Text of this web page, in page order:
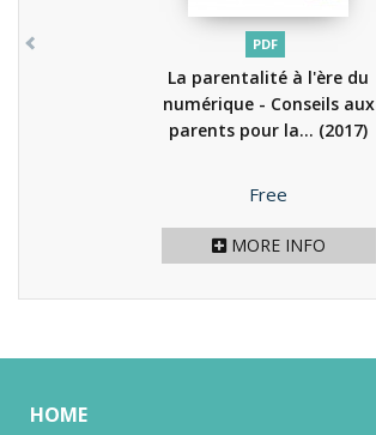
PDF
La parentalité à l'ère du
numérique - Conseils aux
parents pour la... (2017)
Price
Free
MORE INFO
HOME